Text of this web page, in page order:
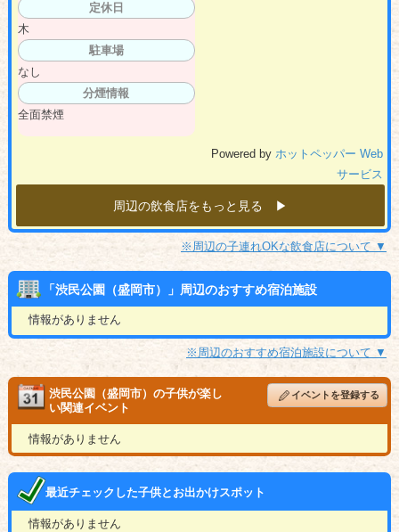
定休日
木
駐車場
なし
分煙情報
全面禁煙
Powered byホットペッパー Web
サービス
周辺の飲食店をもっと見る ▶︎
※周辺の子連れOKな飲食店について ▼
「渋民公園（盛岡市）」周辺のおすすめ宿泊施設
情報がありません
※周辺のおすすめ宿泊施設について ▼
渋民公園（盛岡市）の子供が楽し
い関連イベント
イベントを登録する
情報がありません
最近チェックした子供とお出かけスポット
情報がありません